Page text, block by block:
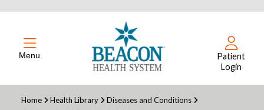
Menu
Patient
Login
Home Health Library
Diseases and Conditions